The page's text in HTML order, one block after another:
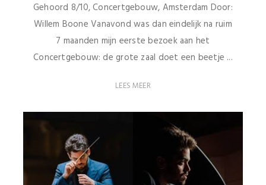
Gehoord 8/10, Concertgebouw, Amsterdam Door:
Willem Boone Vanavond was dan eindelijk na ruim
7 maanden mijn eerste bezoek aan het
Concertgebouw: de grote zaal doet een beetje ...
LEES MEER